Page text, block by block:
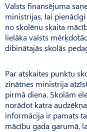
Valsts finansējuma
ministrijas, lai
no skolēnu skaita
lielāka valsts
dibinātajās skolās
Par atskaites punktu
zinātnes ministrija
pirmā diena. Skolām
norādot katra
informācija ir pamats
mācību gada garumā,